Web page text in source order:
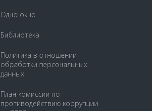
Одно окно
Библиотека
Политика в отношении
обработки персональных
данных
План комиссии по
противодействию коррупции